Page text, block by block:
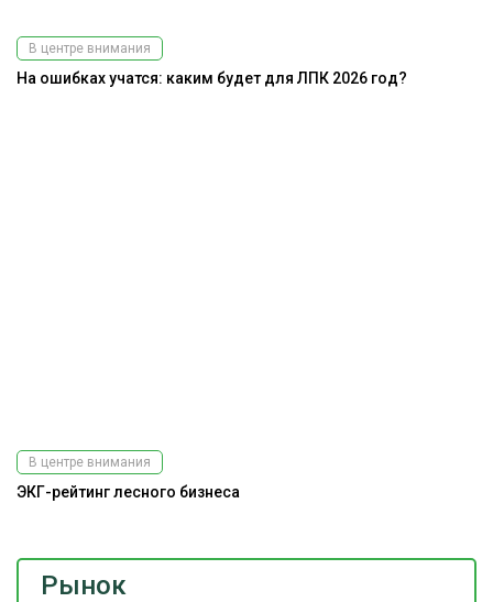
Рынок
В центре внимания
На ошибках учатся: каким будет для ЛПК 2026 год?
В центре внимания
ЭКГ-рейтинг лесного бизнеса